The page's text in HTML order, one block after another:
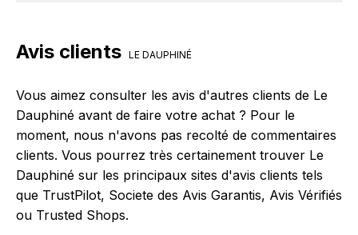
vous réalisez un achat sur le site web de Le
éventuels bonus.
Avis clients LE DAUPHINÉ
Vous aimez consulter les avis d'autres clients de Le
Dauphiné avant de faire votre achat ? Pour le
moment, nous n'avons pas recolté de commentaires
clients. Vous pourrez très certainement trouver Le
Dauphiné sur les principaux sites d'avis clients tels
que TrustPilot, Societe des Avis Garantis, Avis Vérifiés
ou Trusted Shops.